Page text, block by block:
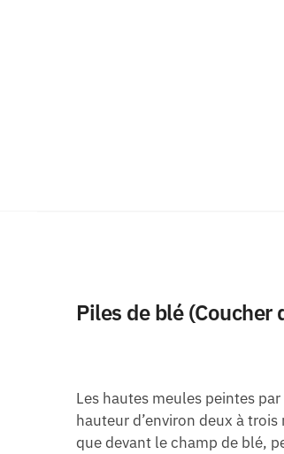
Piles de blé
Les hautes meules peintes
hauteur d’environ deux à
que devant le champ de blé,